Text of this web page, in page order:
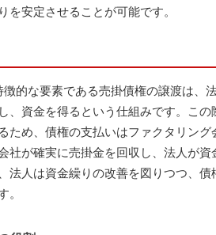
を安定させることが可能です。
的な要素である売掛債権の譲渡は、
、資金を得るという仕組みです。こ
ため、債権の支払いはファクタリン
社が確実に売掛金を回収し、法人が
法人は資金繰りの改善を図りつつ、
。